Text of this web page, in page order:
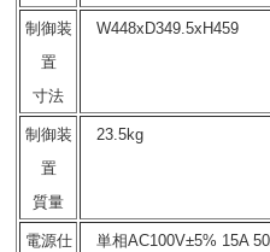
制御装
置
寸法
W448xD349.5xH459
制御装
置
質量
23.5kg
電源仕
単相AC100V±5% 15A